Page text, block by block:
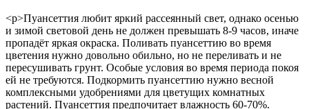
<p>Пуансеттия любит яркий рассеянный свет, однако осенью
и зимой световой день не должен превышать 8-9 часов, иначе
пропадёт яркая окраска. Поливать пуансеттию во время
цветения нужно довольно обильно, но не переливать и не
пересушивать грунт. Особые условия во время периода покоя
ей не требуются. Подкормить пуансеттию нужно весной
комплексными удобрениями для цветущих комнатных
растений. Пуансеттия предпочитает влажность 60-70%.